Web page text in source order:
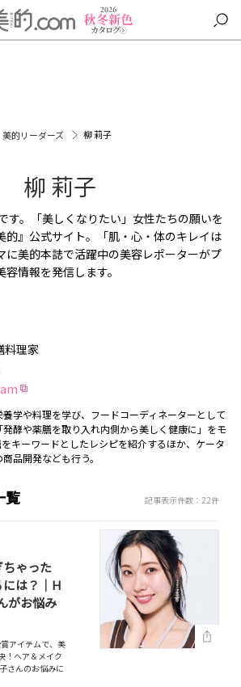
美的リーダーズ 柳 莉子
柳 莉子
す。「美しくなりたい」女性たちの願いを
的』公式サイト。「肌・心・体のキレイは
に美的本誌で活躍中の美容レポーターがプ
情報を発信します。
料理家
学や料理を学び、フードコーディネーターとして
酵や薬膳を取り入れ内側から美しく健康に」をモ
キーワードとしたレシピを紹介するほか、ケータ
品開発なども行う。
覧 記事表示件数：22件
ちゃった
は？｜H
がお悩み
アイテムで、美
！ヘア＆メイク
さんのお悩みに